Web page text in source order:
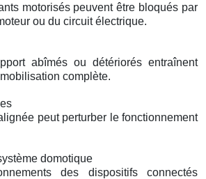
motorisés peuvent être bloqués par
ou du circuit électrique.
abîmés ou détériorés entraînent
complète.
peut perturber le fonctionnement
domotique
des dispositifs connectés